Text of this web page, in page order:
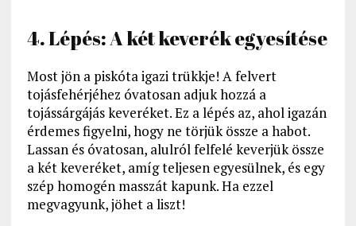
4. Lépés: A két keverék egyesítése
Most jön a piskóta igazi trükkje! A felvert
tojásfehérjéhez óvatosan adjuk hozzá a
tojássárgájás keveréket. Ez a lépés az, ahol igazán
érdemes figyelni, hogy ne törjük össze a habot.
Lassan és óvatosan, alulról felfelé keverjük össze
a két keveréket, amíg teljesen egyesülnek, és egy
szép homogén masszát kapunk. Ha ezzel
megvagyunk, jöhet a liszt!